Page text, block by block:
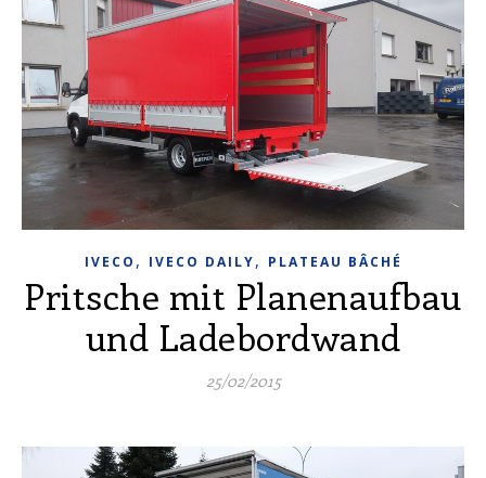
IVECO , IVECO DAILY, PLATEAU BÂCHÉ
Pritsche mit Planenaufbau
und Ladebordwand
25/02/2015